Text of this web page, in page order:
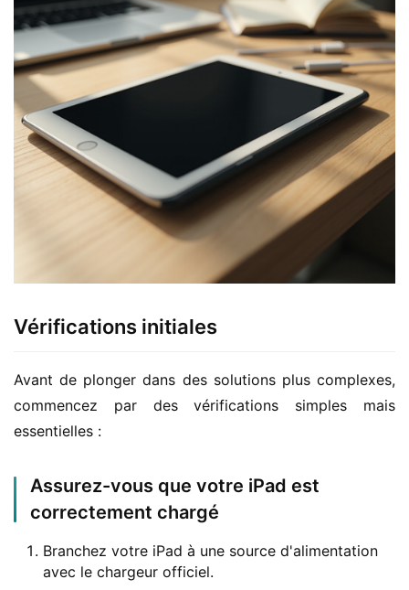
Vérifications initiales
Avant de plonger dans des solutions plus complexes,
commencez par des vérifications simples mais
essentielles :
Assurez-vous que votre iPad est
correctement chargé
Branchez votre iPad à une source d'alimentation
avec le chargeur officiel.